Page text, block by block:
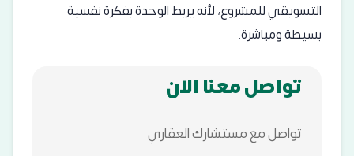
التسويقي للمشروع، لأنه يربط الوحدة بفكرة نفسية
بسيطة ومباشرة.
تواصل معنا الان
تواصل مع مستشارك العقاري